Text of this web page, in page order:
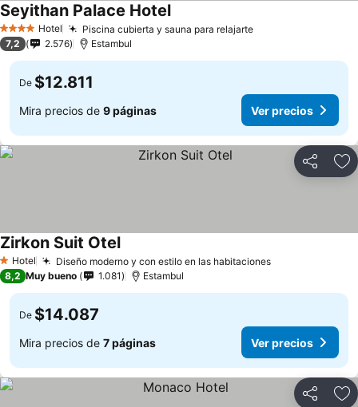
4 EstrellasHotel Piscina cubierta y sauna para relajarte
Seyithan Palace Hotel
7,2 2.576 Estambul
De $12.811
Mira precios de 9 páginas Ver precios
Compartir
1 Estrellas
Hotel Diseño moderno y con estilo en las habitaciones
Zirkon Suit Otel
8,2 Muy bueno 1.081 Estambul
De $14.087
Mira precios de 7 páginas Ver precios
Compartir